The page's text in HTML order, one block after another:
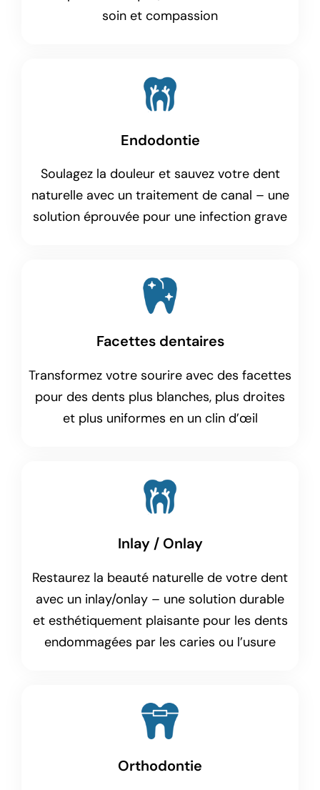
soin et compassion
Endodontie
Soulagez la douleur et sauvez votre dent
naturelle avec un traitement de canal – une
solution éprouvée pour une infection grave
Facettes dentaires
Transformez votre sourire avec des facettes
pour des dents plus blanches, plus droites
et plus uniformes en un clin d’œil
Inlay / Onlay
Restaurez la beauté naturelle de votre dent
avec un inlay/onlay – une solution durable
et esthétiquement plaisante pour les dents
endommagées par les caries ou l’usure
Orthodontie